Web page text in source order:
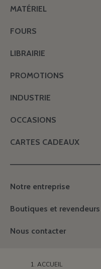
MATÉRIEL
FOURS
LIBRAIRIE
PROMOTIONS
INDUSTRIE
OCCASIONS
CARTES CADEAUX
———————————————
Notre entreprise
Boutiques et revendeurs
Nous contacter
ACCUEIL